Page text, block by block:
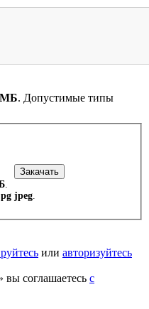
МБ. Допустимые типы
jpeg
или авторизуйтесь
соглашаетесь с